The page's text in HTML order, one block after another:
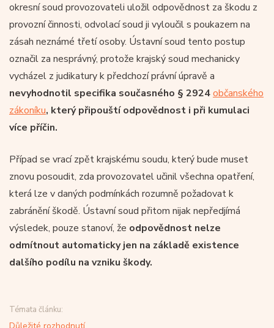
okresní soud provozovateli uložil odpovědnost za škodu z
provozní činnosti, odvolací soud ji vyloučil s poukazem na
zásah neznámé třetí osoby. Ústavní soud tento postup
označil za nesprávný, protože krajský soud mechanicky
vycházel z judikatury k předchozí právní úpravě a
nevyhodnotil specifika současného § 2924občanského
zákoníku, který připouští odpovědnost i při kumulaci
více příčin.
Případ se vrací zpět krajskému soudu, který bude muset
znovu posoudit, zda provozovatel učinil všechna opatření,
která lze v daných podmínkách rozumně požadovat k
zabránění škodě. Ústavní soud přitom nijak nepředjímá
výsledek, pouze stanoví, že odpovědnost nelze
odmítnout automaticky jen na základě existence
dalšího podílu na vzniku škody.
Témata článku: